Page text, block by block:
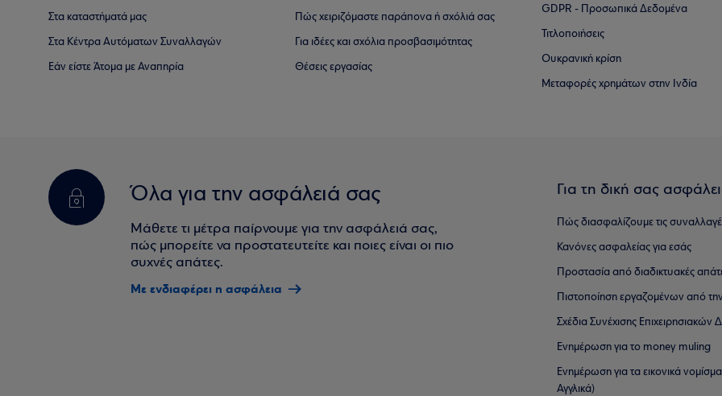
Στα καταστήματά μας
Στα Κέντρα Αυτόματων Συναλλαγών
Εάν είστε Άτομα με Αναπηρία
Πώς χειριζόμαστε παράπονα ή σχόλιά σας
Για ιδέες και σχόλια προσβασιμότητας
Θέσεις εργασίας
GDPR - Προσωπικά Δεδομένα
Τιτλοποιήσεις
Ουκρανική κρίση
Μεταφορές χρημάτων στην Ινδία
Όλα για την ασφάλειά σας
Μάθετε τι μέτρα παίρνουμε για την ασφάλειά σας,
πώς μπορείτε να προστατευτείτε και ποιες είναι οι πιο
συχνές απάτες.
Με ενδιαφέρει η ασφάλεια
Για τη δική σας
Πώς διασφαλίζουμε τις
Κανόνες ασφαλείας για εσάς
Προστασία από διαδικτυακές
Πιστοποίηση εργαζομένων από
Σχέδια Συνέχισης Επιχειρησιακών
Ενημέρωση για το money muling
Ενημέρωση για τα εικονικά
Αγγλικά)